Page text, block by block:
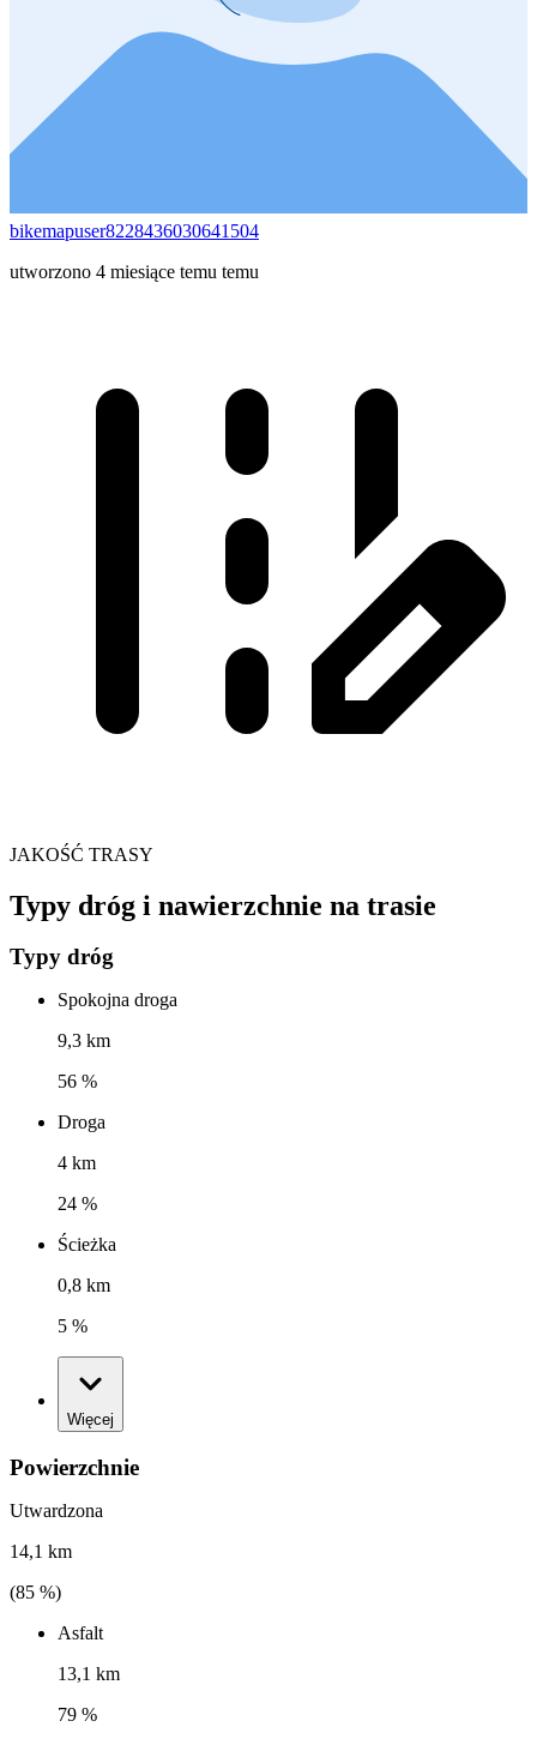
bikemapuser8228436030641504
utworzono 4 miesiące temu temu
JAKOŚĆ TRASY
Typy dróg i nawierzchnie na trasie
Typy dróg
Spokojna droga
9,3 km
56 %
Droga
4 km
24 %
Ścieżka
0,8 km
5 %
Więcej
Powierzchnie
Utwardzona
14,1 km
(85 %)
Asfalt
13,1 km
79 %